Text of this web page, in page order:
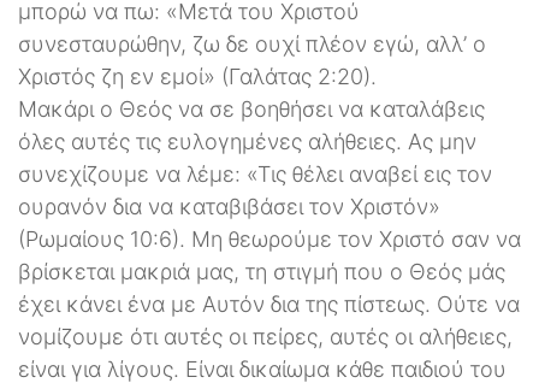
μπορώ να πω: «Μετά του Χριστού
συνεσταυρώθην, ζω δε ουχί πλέον εγώ, αλλ’ ο
Χριστός ζη εν εμοί» (Γαλάτας 2:20).
Μακάρι ο Θεός να σε βοηθήσει να καταλάβεις
όλες αυτές τις ευλογημένες αλήθειες. Ας μην
συνεχίζουμε να λέμε: «Τις θέλει αναβεί εις τον
ουρανόν δια να καταβιβάσει τον Χριστόν»
(Ρωμαίους 10:6). Μη θεωρούμε τον Χριστό σαν να
βρίσκεται μακριά μας, τη στιγμή που ο Θεός μάς
έχει κάνει ένα με Αυτόν δια της πίστεως. Ούτε να
νομίζουμε ότι αυτές οι πείρες, αυτές οι αλήθειες,
είναι για λίγους. Είναι δικαίωμα κάθε παιδιού του